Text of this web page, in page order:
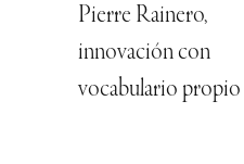
Pierre Rainero,
innovación con
vocabulario propio